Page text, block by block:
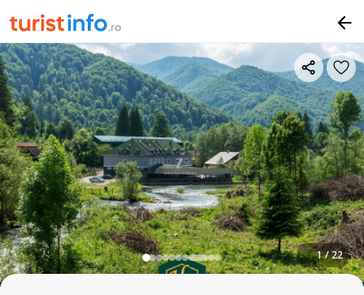
1 / 22